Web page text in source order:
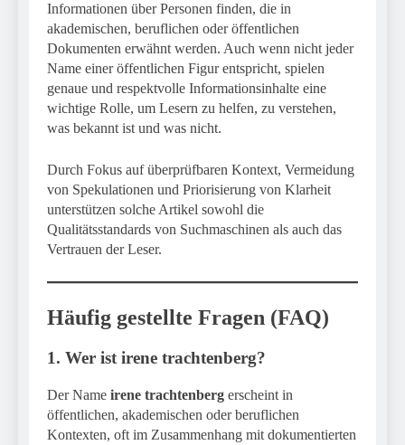
Informationen über Personen finden, die in
akademischen, beruflichen oder öffentlichen
Dokumenten erwähnt werden. Auch wenn nicht jeder
Name einer öffentlichen Figur entspricht, spielen
genaue und respektvolle Informationsinhalte eine
wichtige Rolle, um Lesern zu helfen, zu verstehen,
was bekannt ist und was nicht.
Durch Fokus auf überprüfbaren Kontext, Vermeidung
von Spekulationen und Priorisierung von Klarheit
unterstützen solche Artikel sowohl die
Qualitätsstandards von Suchmaschinen als auch das
Vertrauen der Leser.
Häufig gestellte Fragen (FAQ)
1. Wer ist irene trachtenberg?
Der Name irene trachtenberg erscheint in
öffentlichen, akademischen oder beruflichen
Kontexten, oft im Zusammenhang mit dokumentierten